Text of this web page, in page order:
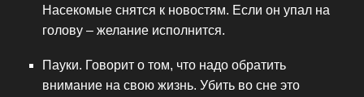
Насекомые снятся к новостям. Если он упал на
голову – желание исполнится.
Пауки. Говорит о том, что надо обратить
внимание на свою жизнь. Убить во сне это